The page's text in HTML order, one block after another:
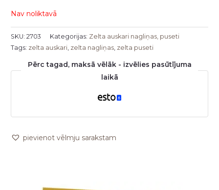
Nav noliktavā
SKU: 2703 Kategorijas: Zelta auskari nagliņas, puseti
Tags: zelta auskari, zelta nagliņas, zelta puseti
Pērc tagad, maksā vēlāk - izvēlies pasūtījuma
laikā
pievienot vēlmju sarakstam